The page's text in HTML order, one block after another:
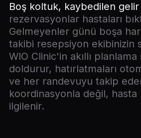
Boş koltuk, kaybedilen
rezervasyonlar hastaları
Gelmeyenler günü boşa
takibi resepsiyon ekibinizin
WIO Clinic'in akıllı
doldurur, hatırlatmaları
ve her randevuyu takip
koordinasyonla değil, hasta
ilgilenir.